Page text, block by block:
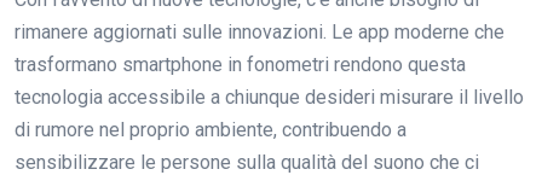
rimanere aggiornati sulle innovazioni. Le app moderne che
trasformano smartphone in fonometri rendono questa
tecnologia accessibile a chiunque desideri misurare il livello
di rumore nel proprio ambiente, contribuendo a
sensibilizzare le persone sulla qualità del suono che ci